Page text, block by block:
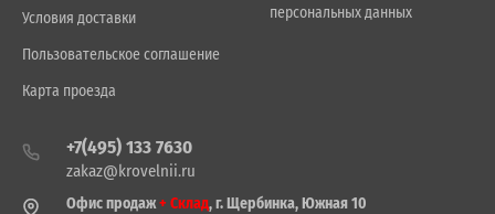
Условия доставки
Пользовательское соглашение
Карта проезда
персональных данных
+7(495) 133 7630
zakaz@krovelnii.ru
Офис продаж+ Склад, г. Щербинка, Южная 10